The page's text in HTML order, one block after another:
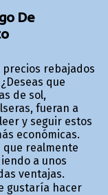
De
rebajados
que
de sol,
fueran a
y seguir estos
económicas.
que realmente
a unos
ventajas.
gustaría hacer